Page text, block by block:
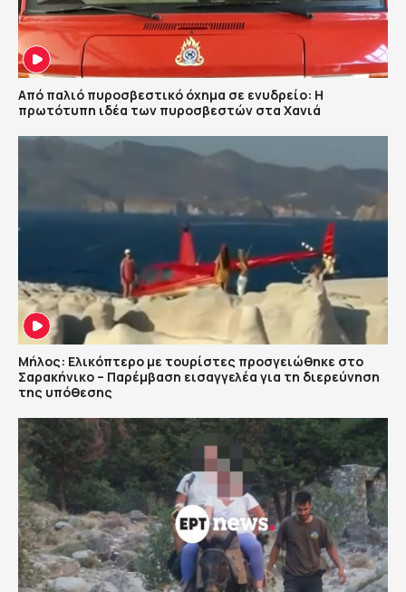
Από παλιό πυροσβεστικό όχημα σε ενυδρείο: Η
πρωτότυπη ιδέα των πυροσβεστών στα Χανιά
Μήλος: Ελικόπτερο με τουρίστες προσγειώθηκε στο
Σαρακήνικο – Παρέμβαση εισαγγελέα για τη διερεύνηση
της υπόθεσης